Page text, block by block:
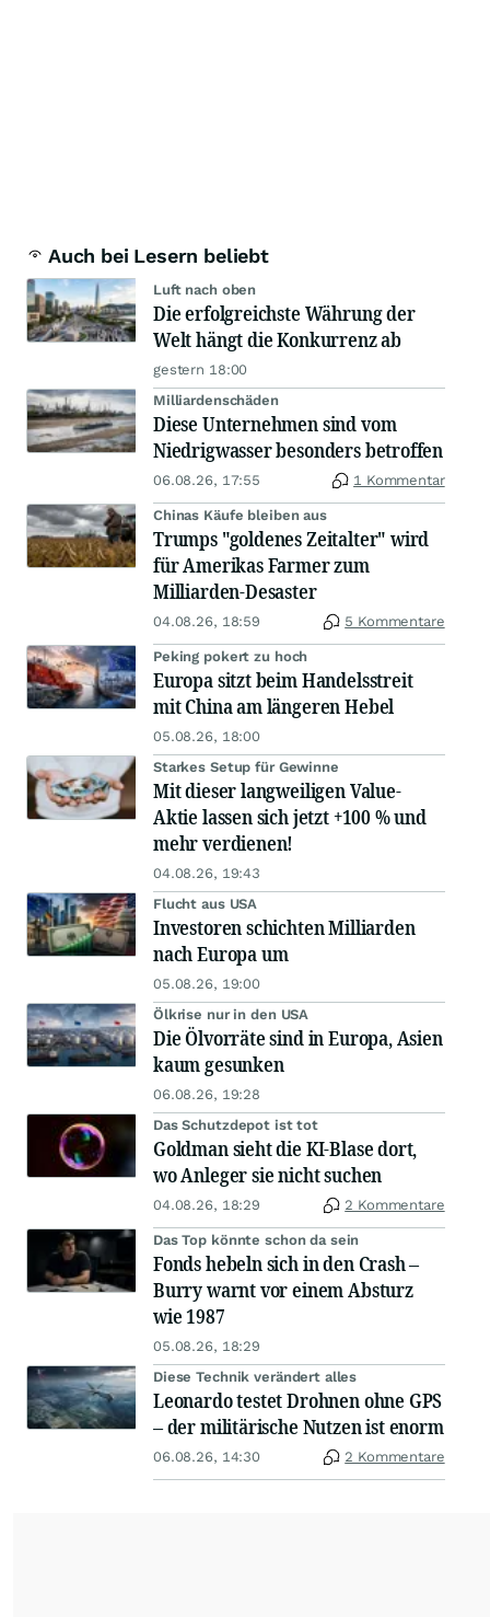
Auch bei Lesern beliebt
Luft nach oben
Die erfolgreichste Währung der
Welt hängt die Konkurrenz ab
gestern 18:00
Milliardenschäden
Diese Unternehmen sind vom
Niedrigwasser besonders betroffen
06.08.26, 17:55 1 Kommentar
Chinas Käufe bleiben aus
Trumps "goldenes Zeitalter" wird
für Amerikas Farmer zum
Milliarden-Desaster
04.08.26, 18:59 5 Kommentare
Peking pokert zu hoch
Europa sitzt beim Handelsstreit
mit China am längeren Hebel
05.08.26, 18:00
Starkes Setup für Gewinne
Mit dieser langweiligen Value-
Aktie lassen sich jetzt +100 % und
mehr verdienen!
04.08.26, 19:43
Flucht aus USA
Investoren schichten Milliarden
nach Europa um
05.08.26, 19:00
Ölkrise nur in den USA
Die Ölvorräte sind in Europa, Asien
kaum gesunken
06.08.26, 19:28
Das Schutzdepot ist tot
Goldman sieht die KI-Blase dort,
wo Anleger sie nicht suchen
04.08.26, 18:29 2 Kommentare
Das Top könnte schon da sein
Fonds hebeln sich in den Crash –
Burry warnt vor einem Absturz
wie 1987
05.08.26, 18:29
Diese Technik verändert alles
Leonardo testet Drohnen ohne GPS
– der militärische Nutzen ist enorm
06.08.26, 14:30 2 Kommentare